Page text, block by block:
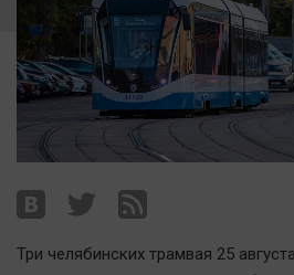
Спорт
Курилка
Поиск
Архив
Наша победа
Общество
Политика
Три челябинских трамвая 25